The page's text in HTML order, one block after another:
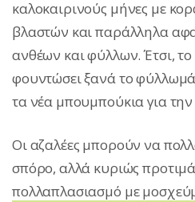
καλοκαιρινούς μήνες με
βλαστών και παράλληλα
ανθέων και φύλλων. Έτσι,
φουντώσει ξανά το
τα νέα μπουμπούκια για
Οι αζαλέες μπορούν να
σπόρο, αλλά κυριώς
πολλαπλασιασμό με